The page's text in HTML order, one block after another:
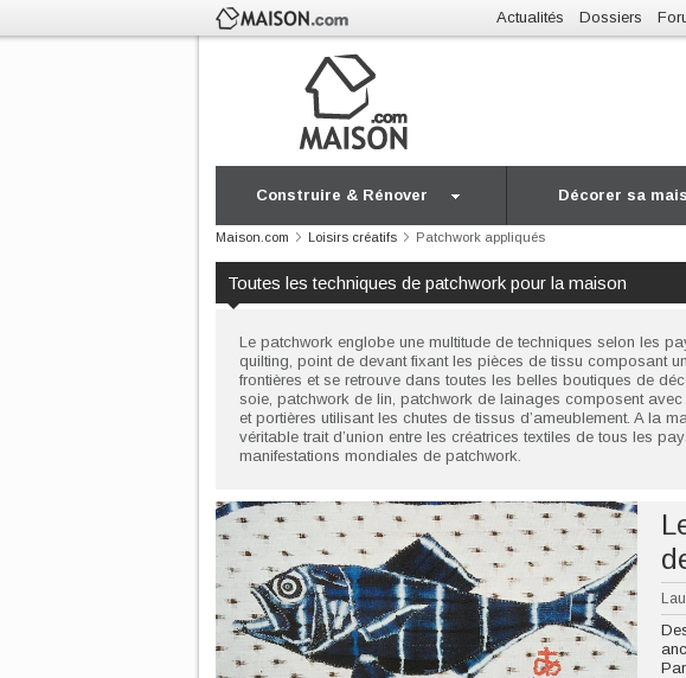
Actualités Dossiers
Construire & Rénover Décorer sa
Maison.com Loisirs créatifs Patchwork appliqués
Toutes les techniques de patchwork pour la maison
Le patchwork englobe une multitude de techniques selon les
quilting, point de devant fixant les pièces de tissu composant
frontières et se retrouve dans toutes les belles boutiques de
soie, patchwork de lin, patchwork de lainages composent
et portières utilisant les chutes de tissus d’ameublement. A la
véritable trait d’union entre les créatrices textiles de tous les
manifestations mondiales de patchwork.